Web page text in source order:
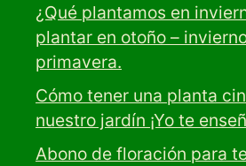
¿Qué plantamos en
plantar en otoño –
primavera.
Cómo tener una planta
nuestro jardín ¡Yo te
Abono de floración para